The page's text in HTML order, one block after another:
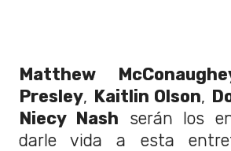
Matthew
Presley, Kaitlin Olson,
Niecy Nash serán los
darle vida a esta